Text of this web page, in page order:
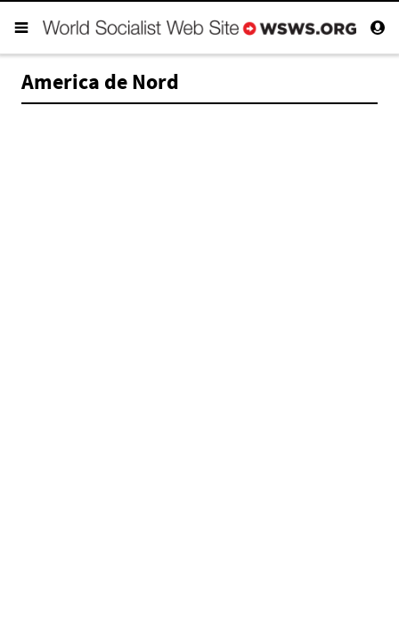
America de Nord